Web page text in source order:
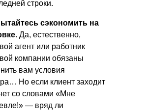
строки.
сэкономить на
Да, естественно,
агент или работник
компании обязаны
вам условия
Но если клиент заходит
со словами «Мне
— вряд ли